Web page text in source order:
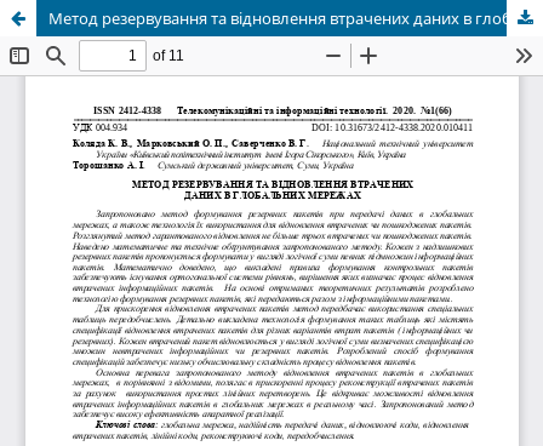
Метод резервування та відновлення втрачених даних в глобальних мережах